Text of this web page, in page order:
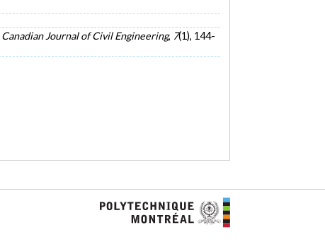
Canadian Journal of Civil Engineering, 7(1), 144-